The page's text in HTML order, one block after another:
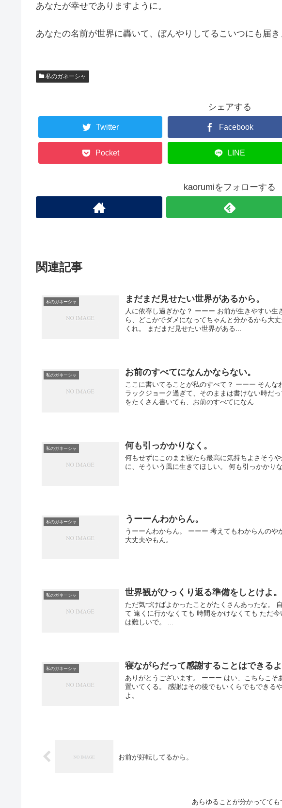
あなたが幸せでありますように。
あなたの名前が世界に轟いて、ぼんやりしてるこいつにも届き
私のガネーシャ
シェアする
Twitter Facebook
Pocket LINE
kaorumiをフォローする
関連記事
私のガネーシャ まだまだ見せたい世界があるから。
人に依存し過ぎかな？ ーーー お前が生きやすい
ら、どこかでダメになってちゃんと分かるから大
くれ。 まだまだ見せたい世界がある...
私のガネーシャ お前のすべてになんかならない。
ここに書いてることが私のすべて？ ーーー そん
ラックジョーク過ぎて、そのままは書けない時だ
をたくさん書いても、お前のすべてになん...
私のガネーシャ 何も引っかかりなく。
何もせずにこのまま寝たら最高に気持ちよさそう
に、そういう風に生きてほしい。 何も引っかかり
私のガネーシャ うーーんわからん。
うーーんわからん。 ーーー 考えてもわからんのや
大丈夫やもん。
私のガネーシャ 世界観がひっくり返る準備をしとけよ。
ただ気づけばよかったことがたくさんあったな。
て 遠くに行かなくても 時間をかけなくても ただ
は難しいで。 ...
私のガネーシャ 寝ながらだって感謝することはできるよ
ありがとうございます。 ーーー はい、こちらこ
置いてくる。 感謝はその後でもいくらでもできる
よ。
お前が好転してるから。
あらゆることが分かってても